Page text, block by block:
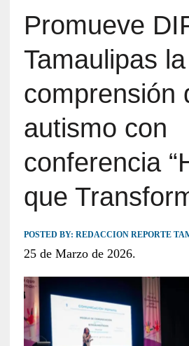
Promueve
Tamaulipas la
comprensión
autismo con
conferencia
que
POSTED BY: REDACCION REPORTE
25 de Marzo de 2026.